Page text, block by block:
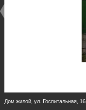
Дом жилой, ул. Госпитальная, 16